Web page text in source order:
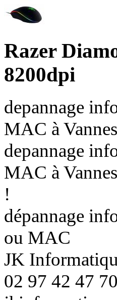
Razer
8200dpi
depannage
MAC à Vannes
depannage
MAC à Vannes
!
dépannage
ou MAC
JK
02 97 42 47